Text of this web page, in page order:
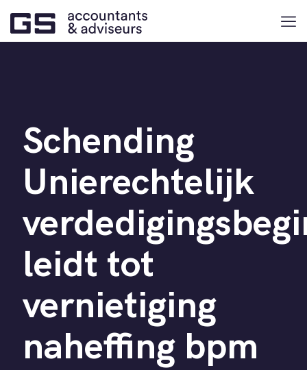
Schending
Unierechtelijk
leidt tot
vernietiging
naheffing bpm